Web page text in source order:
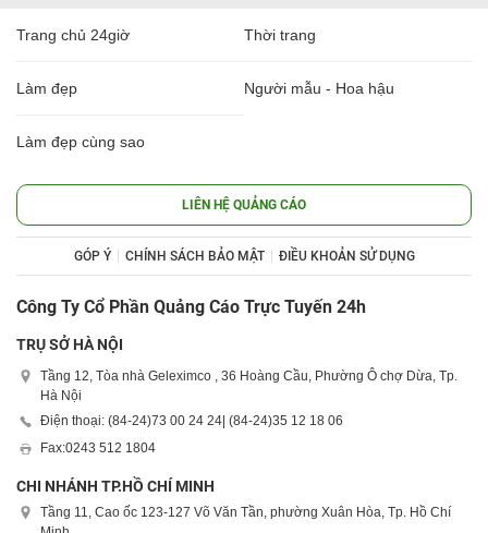
Trang chủ 24giờ Thời trang
Làm đẹp Người mẫu - Hoa hậu
Làm đẹp cùng sao
LIÊN HỆ QUẢNG CÁO
GÓP Ý CHÍNH SÁCH BẢO MẬT ĐIỀU KHOẢN SỬ DỤNG
Công Ty Cổ Phần Quảng Cáo Trực Tuyến 24h
TRỤ SỞ HÀ NỘI
Tầng 12, Tòa nhà Geleximco , 36 Hoàng Cầu, Phường Ô chợ Dừa, Tp.
Hà Nội
Điện thoại: (84-24)73 00 24 24| (84-24)35 12 18 06
Fax:0243 512 1804
CHI NHÁNH TP.HỒ CHÍ MINH
Tầng 11, Cao ốc 123-127 Võ Văn Tần, phường Xuân Hòa, Tp. Hồ Chí